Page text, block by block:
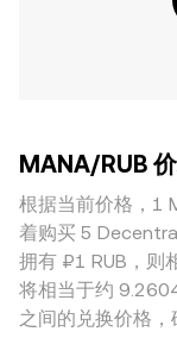
MANA/RUB
根据当前价格，1
着购买 5
拥有 ₽1 RUB，则
将相当于约
之间的兑换价格，